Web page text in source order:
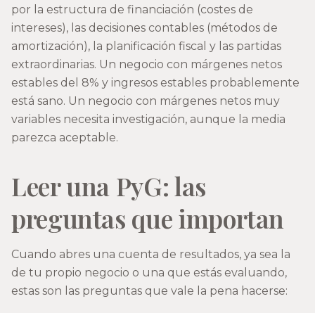
por la estructura de financiación (costes de
intereses), las decisiones contables (métodos de
amortización), la planificación fiscal y las partidas
extraordinarias. Un negocio con márgenes netos
estables del 8% y ingresos estables probablemente
está sano. Un negocio con márgenes netos muy
variables necesita investigación, aunque la media
parezca aceptable.
Leer una PyG: las
preguntas que importan
Cuando abres una cuenta de resultados, ya sea la
de tu propio negocio o una que estás evaluando,
estas son las preguntas que vale la pena hacerse: